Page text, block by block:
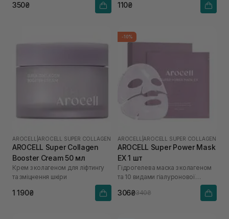
350₴ 110₴
AROCELL AROCELL SUPER COLLAGEN
AROCELL Super Collagen
Booster Cream 50 мл
Крем з колагеном для ліфтингу
та зміцнення шкіри
1 190₴
-10%
AROCELL AROCELL SUPER COLLAGEN
AROCELL Super Power Mask
EX 1 шт
Гідрогелева маска з колагеном
та 10 видами гіалуронової
306₴340₴